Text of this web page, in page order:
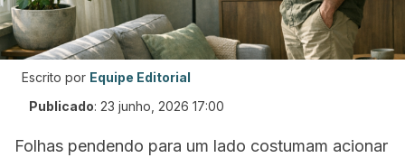
Escrito por Equipe Editorial
Publicado: 23 junho, 2026 17:00
Folhas pendendo para um lado costumam acionar